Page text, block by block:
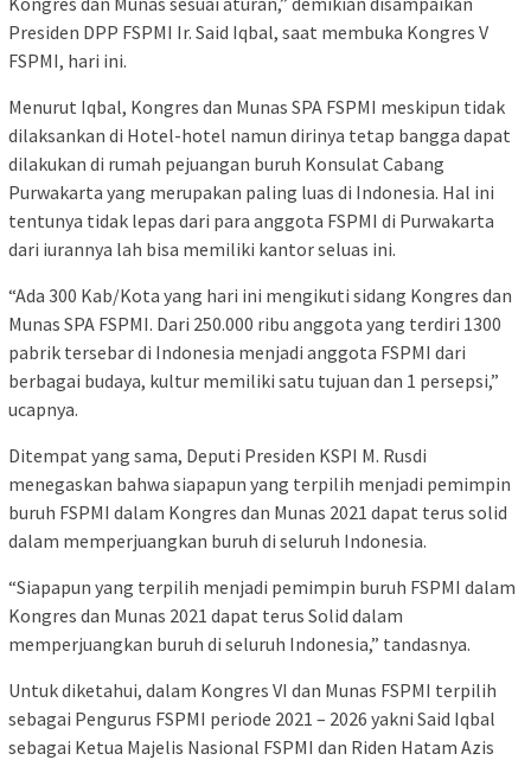
Presiden DPP FSPMI Ir. Said Iqbal, saat membuka Kongres V
FSPMI, hari ini.
Menurut Iqbal, Kongres dan Munas SPA FSPMI meskipun tidak
dilaksankan di Hotel-hotel namun dirinya tetap bangga dapat
dilakukan di rumah pejuangan buruh Konsulat Cabang
Purwakarta yang merupakan paling luas di Indonesia. Hal ini
tentunya tidak lepas dari para anggota FSPMI di Purwakarta
dari iurannya lah bisa memiliki kantor seluas ini.
“Ada 300 Kab/Kota yang hari ini mengikuti sidang Kongres dan
Munas SPA FSPMI. Dari 250.000 ribu anggota yang terdiri 1300
pabrik tersebar di Indonesia menjadi anggota FSPMI dari
berbagai budaya, kultur memiliki satu tujuan dan 1 persepsi,”
ucapnya.
Ditempat yang sama, Deputi Presiden KSPI M. Rusdi
menegaskan bahwa siapapun yang terpilih menjadi pemimpin
buruh FSPMI dalam Kongres dan Munas 2021 dapat terus solid
dalam memperjuangkan buruh di seluruh Indonesia.
“Siapapun yang terpilih menjadi pemimpin buruh FSPMI dalam
Kongres dan Munas 2021 dapat terus Solid dalam
memperjuangkan buruh di seluruh Indonesia,” tandasnya.
Untuk diketahui, dalam Kongres VI dan Munas FSPMI terpilih
sebagai Pengurus FSPMI periode 2021 – 2026 yakni Said Iqbal
sebagai Ketua Majelis Nasional FSPMI dan Riden Hatam Azis